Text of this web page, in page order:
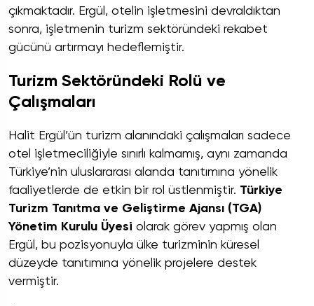
çıkmaktadır. Ergül, otelin işletmesini devraldıktan
sonra, işletmenin turizm sektöründeki rekabet
gücünü artırmayı hedeflemiştir.
Turizm Sektöründeki Rolü ve
Çalışmaları
Halit Ergül’ün turizm alanındaki çalışmaları sadece
otel işletmeciliğiyle sınırlı kalmamış, aynı zamanda
Türkiye’nin uluslararası alanda tanıtımına yönelik
faaliyetlerde de etkin bir rol üstlenmiştir. Türkiye
Turizm Tanıtma ve Geliştirme Ajansı (TGA)
Yönetim Kurulu Üyesi olarak görev yapmış olan
Ergül, bu pozisyonuyla ülke turizminin küresel
düzeyde tanıtımına yönelik projelere destek
vermiştir.